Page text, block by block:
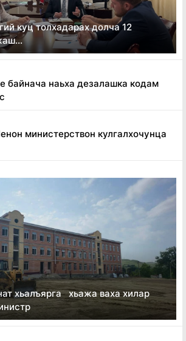
куц толхадарах долча 12
байнача наьха дезалашка кодам
министерствон кулгалхочунца
хьалъярга хьажа ваха хилар